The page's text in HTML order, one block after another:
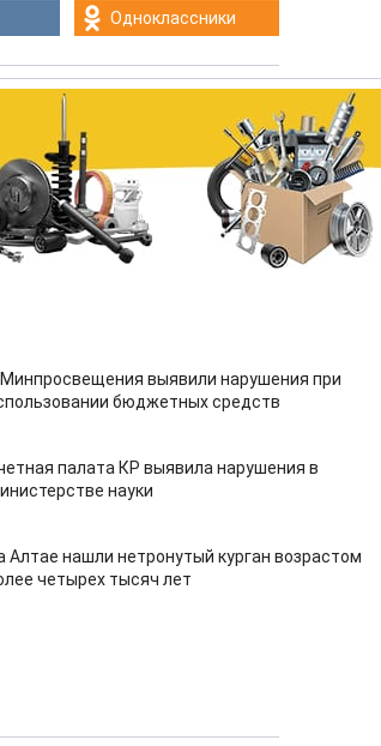
Одноклассники
выявили нарушения при
бюджетных средств
палата КР выявила нарушения в
науки
Алтае нашли нетронутый курган возрастом
четырех тысяч лет